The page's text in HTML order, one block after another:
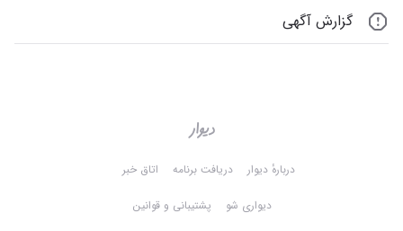
گزارش آگهی
دربارهٔ دیوار دریافت برنامه اتاق خبر
دیواری شو پشتیبانی و قوانین